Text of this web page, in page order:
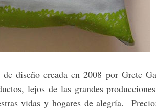
diseño creada en 2008 por Grete
lejos de las grandes
vidas y hogares de alegría.